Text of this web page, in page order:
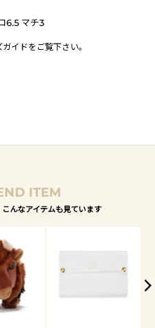
6.5 マチ3
ガイドをご覧下さい。
ITEM
んなアイテムも見ています